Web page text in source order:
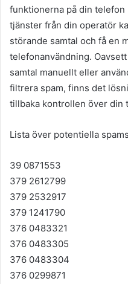
funktionerna på din
tjänster från din operatör
störande samtal och få en
telefonanvändning.
samtal manuellt eller
filtrera spam, finns det
tillbaka kontrollen över din
Lista över potentiella
39 0871553
379 2612799
379 2532917
379 1241790
376 0483321
376 0483305
376 0483304
376 0299871